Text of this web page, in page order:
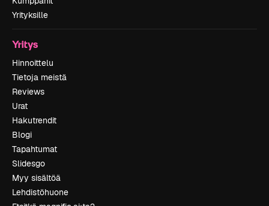
Yrityksille
Yritys
Hinnoittelu
Tietoja meistä
Reviews
Urat
Hakutrendit
Blogi
Tapahtumat
Slidesgo
Myy sisältöä
Lehdistöhuone